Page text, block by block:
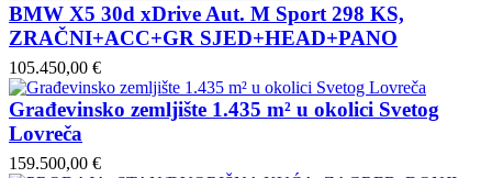
BMW X5 30d xDrive Aut. M Sport 298 KS,
ZRAČNI+ACC+GR SJED+HEAD+PANO
105.450,00 €
Građevinsko zemljište 1.435 m² u okolici Svetog
Lovreča
159.500,00 €